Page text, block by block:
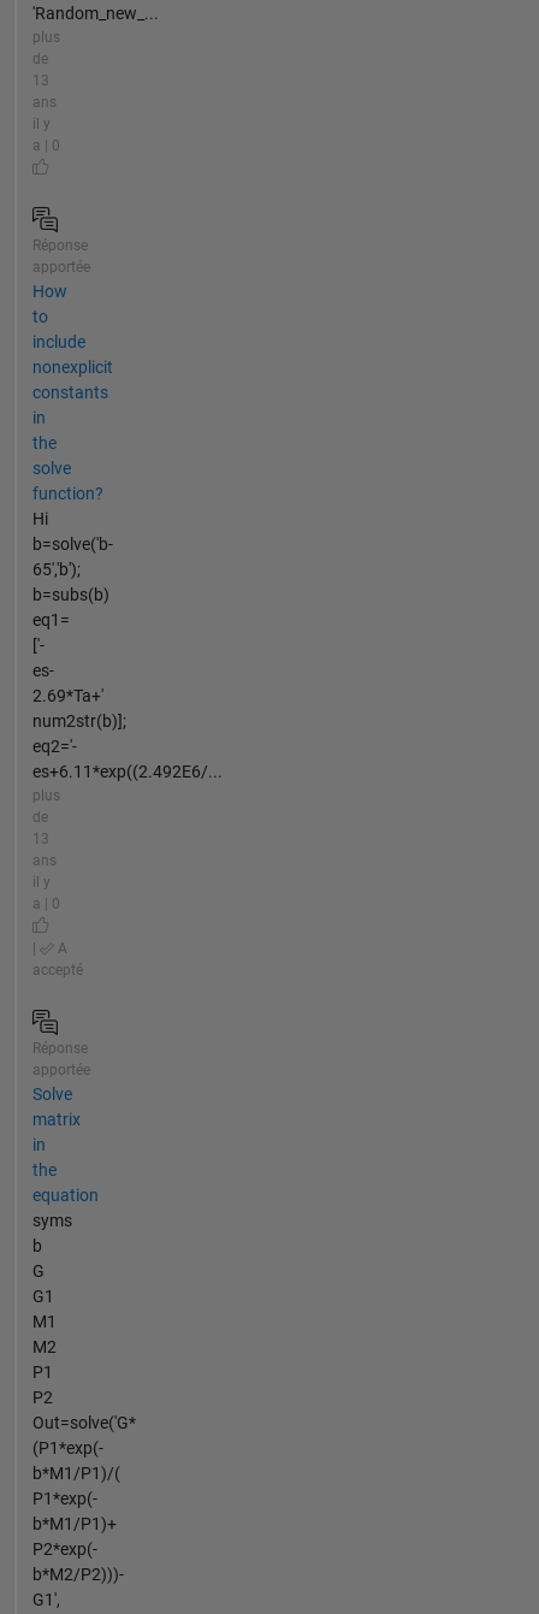
'Random_new_...
plus
de
13
ans
il y
a | 0
Réponse
apportée
How
to
include
nonexplicit
constants
in
the
solve
function?
Hi
b=solve('b-
65','b');
b=subs(b)
eq1=
['-
es-
2.69*Ta+'
num2str(b)];
eq2='-
es+6.11*exp((2.492E6/...
plus
de
13
ans
il y
a | 0
A
accepté
Réponse
apportée
Solve
matrix
in
the
equation
syms
b
G
G1
M1
M2
P1
P2
Out=solve('G*
(P1*exp(-
b*M1/P1)/(
P1*exp(-
b*M1/P1)+
P2*exp(-
b*M2/P2)))-
G1',